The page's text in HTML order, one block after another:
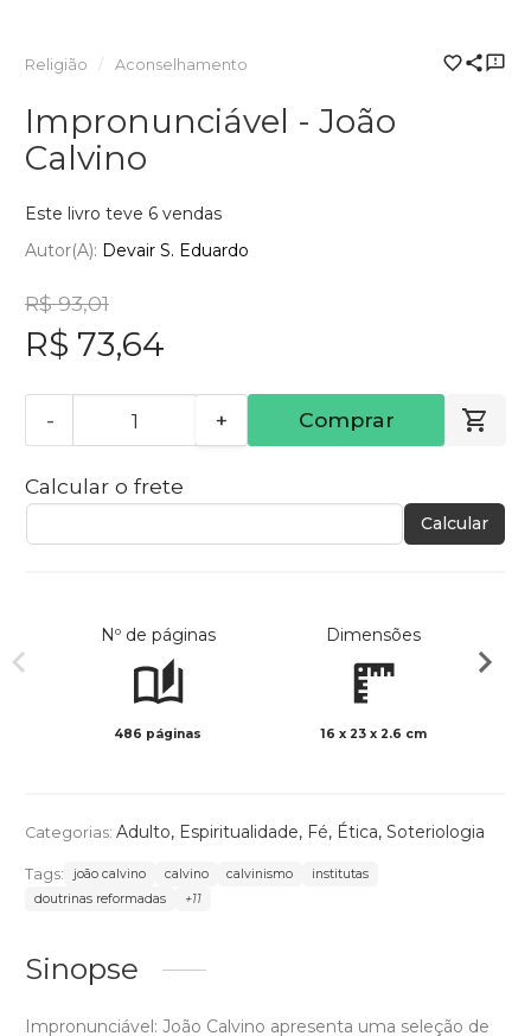
Religião Aconselhamento
Impronunciável - João
Calvino
Este livro teve 6 vendas
Autor(a): Devair S. Eduardo
R$ 93,01
R$ 73,64
- + Comprar
Calcular o frete
Calcular
Nº de páginas
486 páginas
Dimensões
16 x 23 x 2.6 cm
Categorias: Adulto, Espiritualidade, Fé, Ética, Soteriologia
Tags: joão calvino calvino calvinismo
institutas
doutrinas reformadas
+11
Sinopse
Impronunciável: João Calvino apresenta uma seleção de